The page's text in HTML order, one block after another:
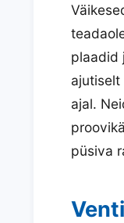
plaadid
ajutiselt
ajal.
püsiva